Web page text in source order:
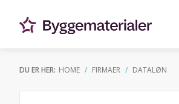
DU ER HER: HOME FIRMAER DATALØN